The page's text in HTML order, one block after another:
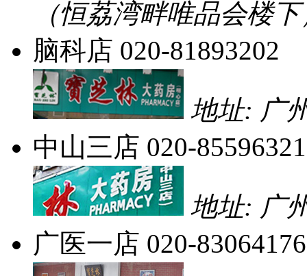
（恒荔湾畔唯品会楼
脑科店 020-81893202
地址: 广
中山三店 020-85596321
地址: 广
广医一店 020-83064176